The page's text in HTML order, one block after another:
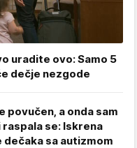
uradite ovo: Samo 5
dečje nezgode
povučen, a onda sam
raspala se: Iskrena
sa autizmom